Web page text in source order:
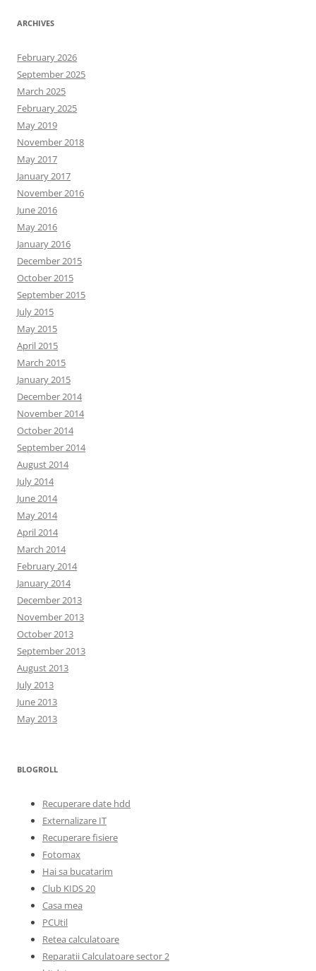
ARCHIVES
February 2026
September 2025
March 2025
February 2025
May 2019
November 2018
May 2017
January 2017
November 2016
June 2016
May 2016
January 2016
December 2015
October 2015
September 2015
July 2015
May 2015
April 2015
March 2015
January 2015
December 2014
November 2014
October 2014
September 2014
August 2014
July 2014
June 2014
May 2014
April 2014
March 2014
February 2014
January 2014
December 2013
November 2013
October 2013
September 2013
August 2013
July 2013
June 2013
May 2013
BLOGROLL
Recuperare date hdd
Externalizare IT
Recuperare fisiere
Fotomax
Hai sa bucatarim
Club KIDS 20
Casa mea
PCUtil
Retea calculatoare
Reparatii Calculatoare sector 2